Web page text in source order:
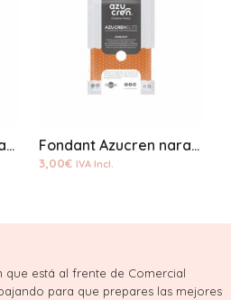
Fondant Azucren amarillo 250grs Fondant Azucren naranja 250grs.
3,00€ IVA Incl.
está al frente de Comercial
para que prepares las mejores